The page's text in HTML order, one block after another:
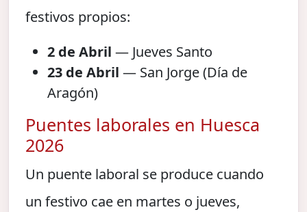
festivos propios:
2 de Abril — Jueves Santo
23 de Abril — San Jorge (Día de
Aragón)
Puentes laborales en Huesca
2026
Un puente laboral se produce cuando
un festivo cae en martes o jueves,